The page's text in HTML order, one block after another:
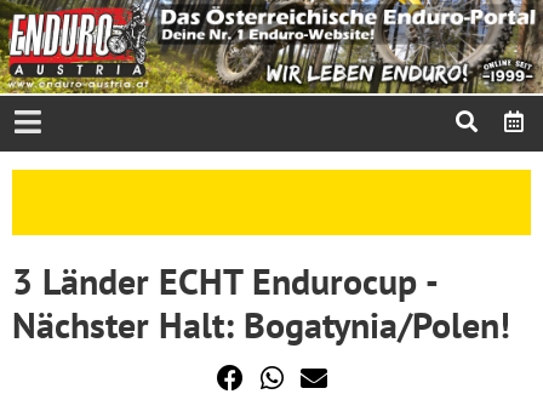
3 Länder ECHT Endurocup -
Nächster Halt: Bogatynia/Polen!